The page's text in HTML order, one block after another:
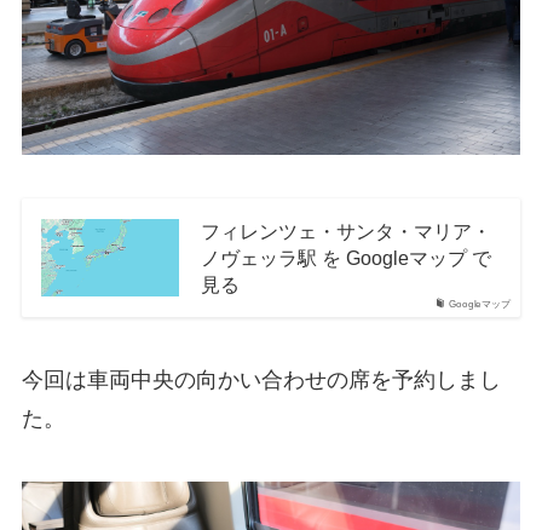
Googleマップ
フィレンツェ・サンタ・マリア・
ノヴェッラ駅 を Googleマップ で
見る
今回は車両中央の向かい合わせの席を予約しまし
た。